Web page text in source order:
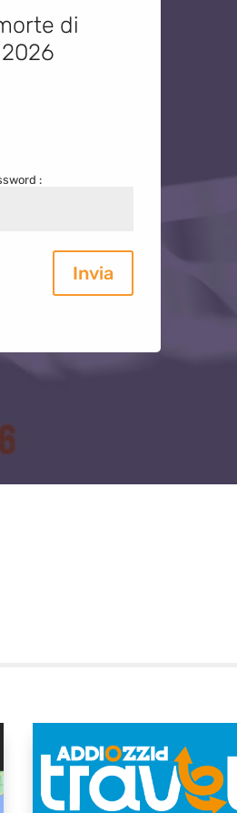
di
:
Invia